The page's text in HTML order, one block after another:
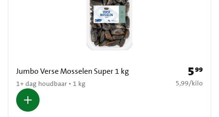
Jumbo Verse Mosselen Super 1 kg
1+ dag houdbaar • 1 kg
Prijs: €
599
€ 5,99 per kilo
5,99/kilo